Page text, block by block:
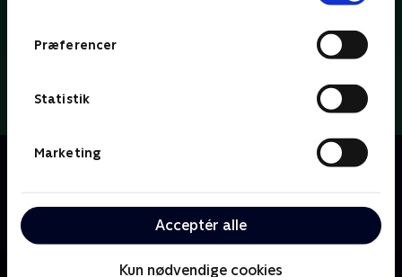
Præferencer
Statistik
Marketing
Acceptér alle
Kun nødvendige cookies
Om Dybvaaaaad
af parodier, sketches og satire om tv-koncepter, tv-
tilrettelæggere og tv-personligheder.